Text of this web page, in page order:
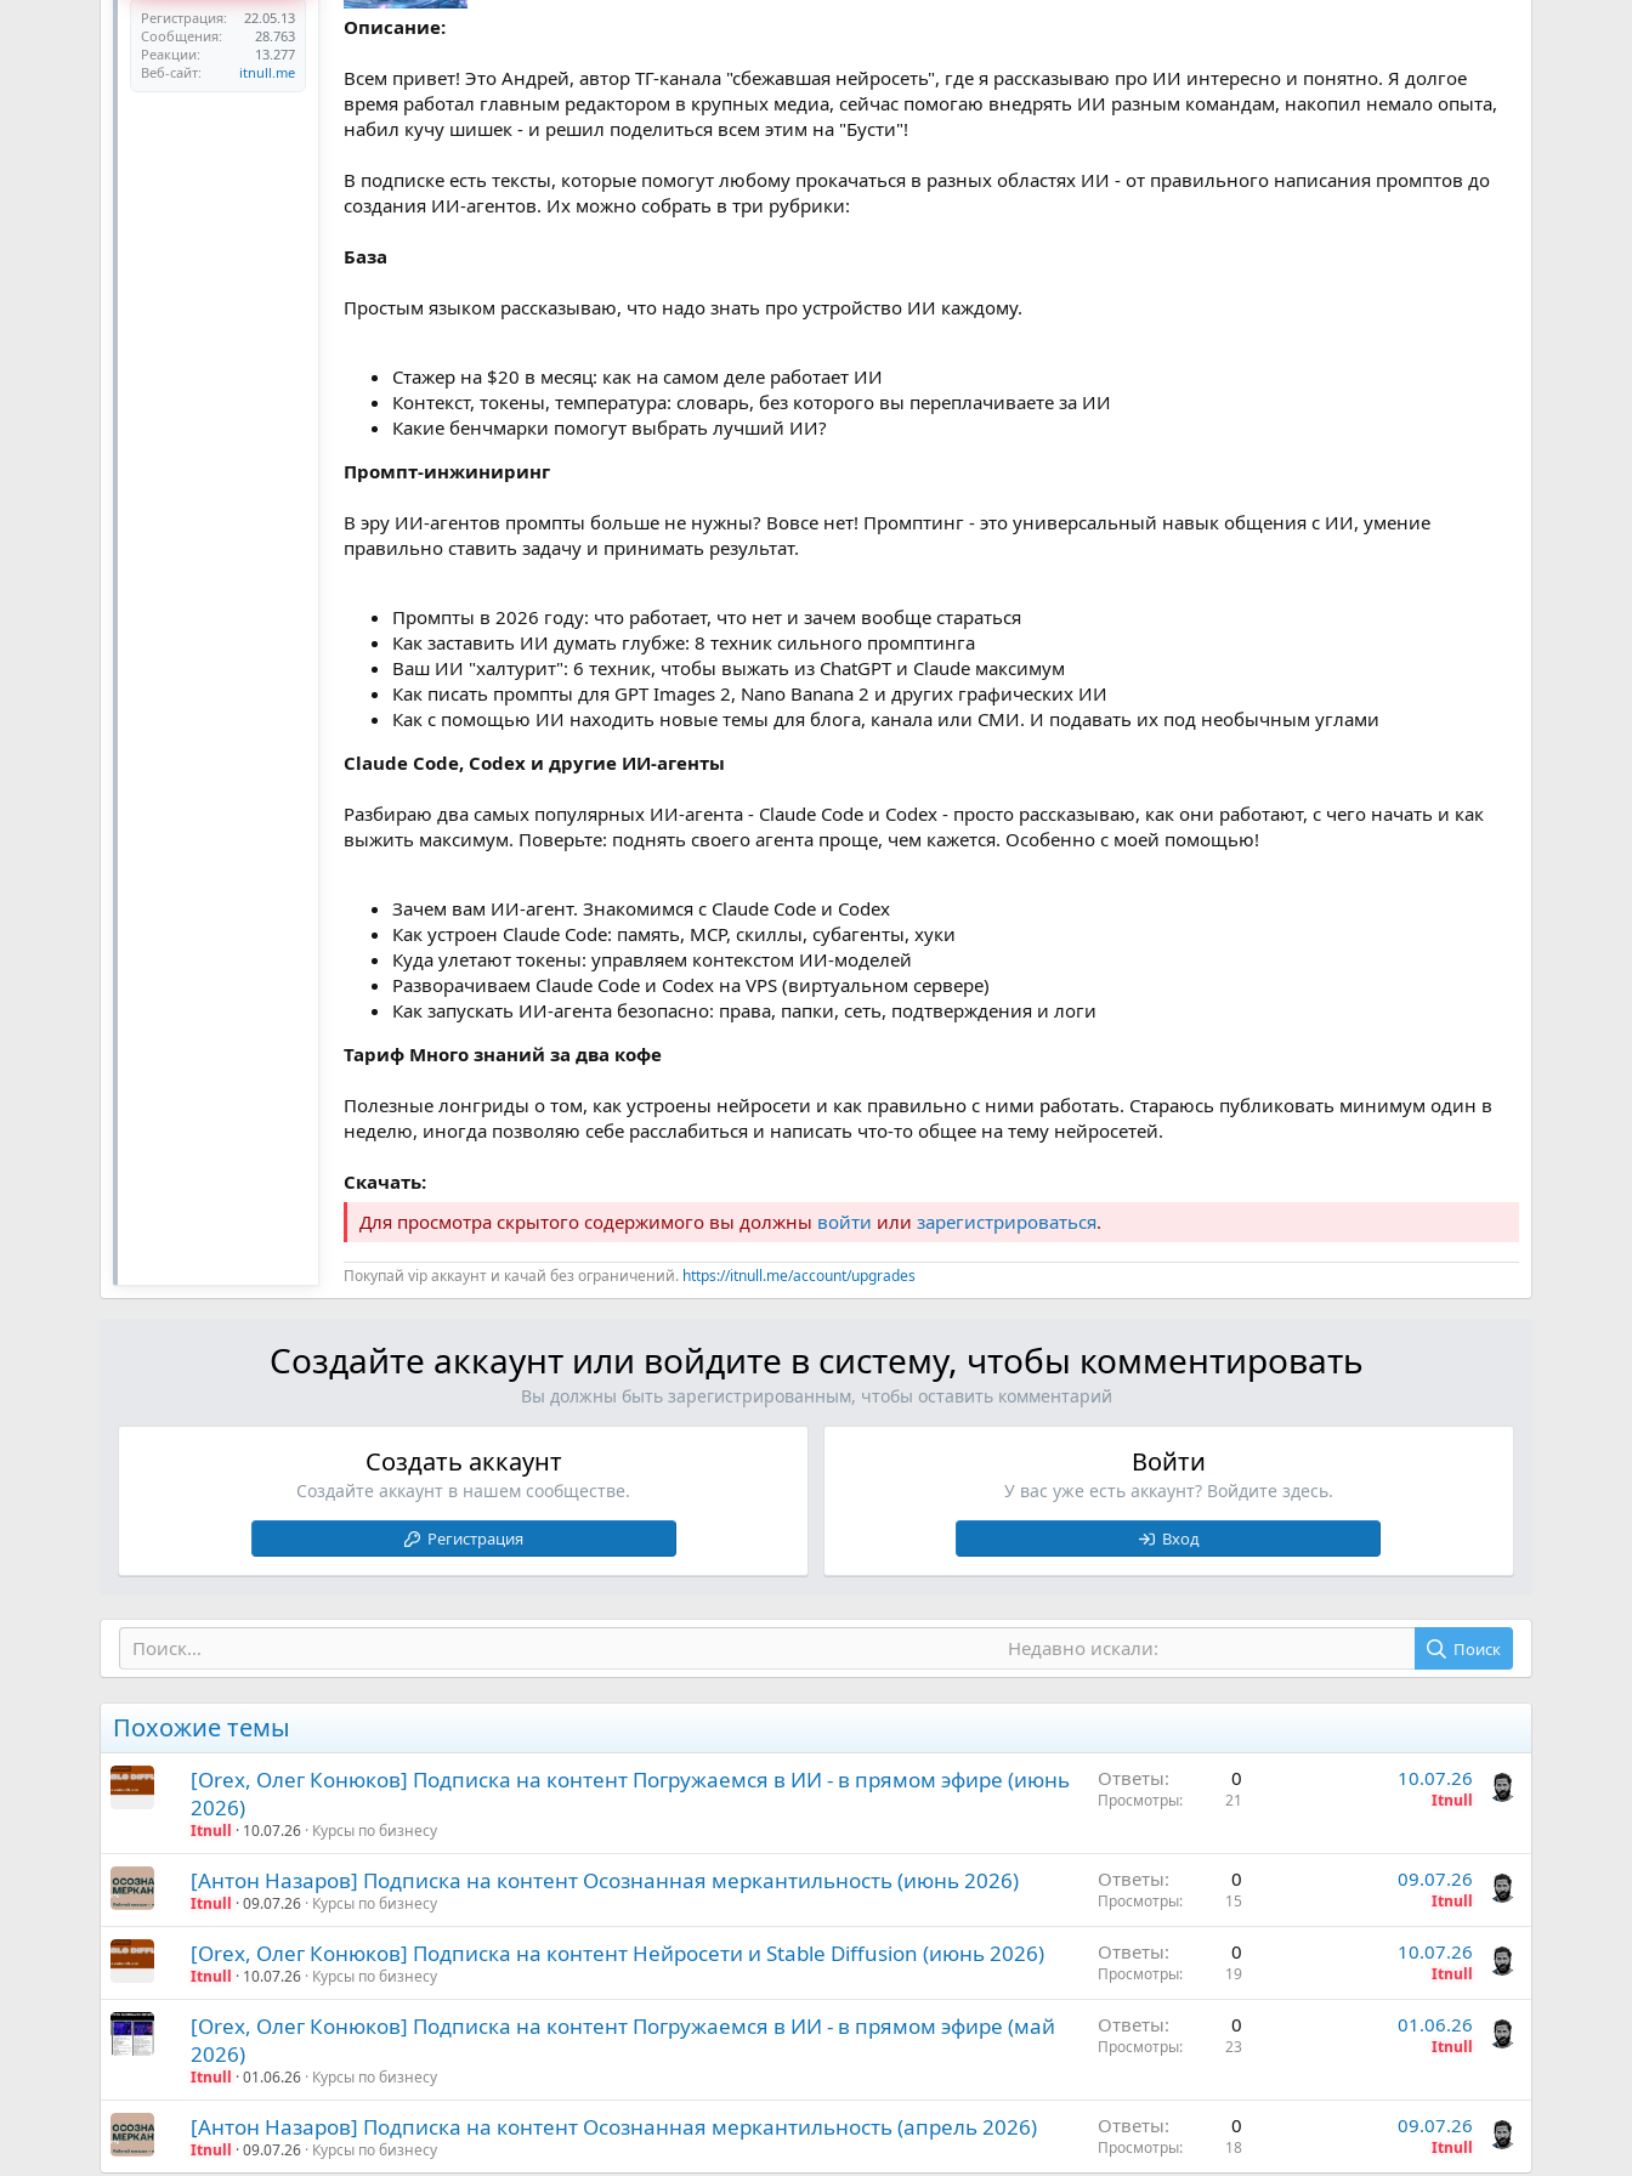
Регистрация
22.05.13
Сообщения
28.763
Реакции
13.277
Веб-сайт
itnull.me
Описание:
Всем привет! Это Андрей, автор ТГ-канала "сбежавшая нейросеть", где я рассказываю про ИИ интересно и понятно. Я долгое
время работал главным редактором в крупных медиа, сейчас помогаю внедрять ИИ разным командам, накопил немало опыта,
набил кучу шишек - и решил поделиться всем этим на "Бусти"!
В подписке есть тексты, которые помогут любому прокачаться в разных областях ИИ - от правильного написания промптов до
создания ИИ-агентов. Их можно собрать в три рубрики:
База
Простым языком рассказываю, что надо знать про устройство ИИ каждому.
Стажер на $20 в месяц: как на самом деле работает ИИ
Контекст, токены, температура: словарь, без которого вы переплачиваете за ИИ
Какие бенчмарки помогут выбрать лучший ИИ?
Промпт-инжиниринг
В эру ИИ-агентов промпты больше не нужны? Вовсе нет! Промптинг - это универсальный навык общения с ИИ, умение
правильно ставить задачу и принимать результат.
Промпты в 2026 году: что работает, что нет и зачем вообще стараться
Как заставить ИИ думать глубже: 8 техник сильного промптинга
Ваш ИИ "халтурит": 6 техник, чтобы выжать из ChatGPT и Claude максимум
Как писать промпты для GPT Images 2, Nano Banana 2 и других графических ИИ
Как с помощью ИИ находить новые темы для блога, канала или СМИ. И подавать их под необычным углами
Claude Code, Codex и другие ИИ-агенты
Разбираю два самых популярных ИИ-агента - Claude Code и Codex - просто рассказываю, как они работают, с чего начать и как
выжить максимум. Поверьте: поднять своего агента проще, чем кажется. Особенно с моей помощью!
Зачем вам ИИ-агент. Знакомимся с Claude Code и Codex
Как устроен Claude Code: память, MCP, скиллы, субагенты, хуки
Куда улетают токены: управляем контекстом ИИ-моделей
Разворачиваем Claude Code и Codex на VPS (виртуальном сервере)
Как запускать ИИ-агента безопасно: права, папки, сеть, подтверждения и логи
Тариф Много знаний за два кофе
Полезные лонгриды о том, как устроены нейросети и как правильно с ними работать. Стараюсь публиковать минимум один в
неделю, иногда позволяю себе расслабиться и написать что-то общее на тему нейросетей.
Скачать:
Для просмотра скрытого содержимого вы должны войти или зарегистрироваться.
Покупай vip аккаунт и качай без ограничений. https://itnull.me/account/upgrades
Создайте аккаунт или войдите в систему, чтобы комментировать
Вы должны быть зарегистрированным, чтобы оставить комментарий
Создать аккаунт
Создайте аккаунт в нашем сообществе.
Регистрация
Войти
У вас уже есть аккаунт? Войдите здесь.
Вход
Недавно искали: Поиск
Похожие темы
[Orex, Олег Конюков] Подписка на контент Погружаемся в ИИ - в прямом эфире (июнь
2026)
Itnull 10.07.26 Курсы по бизнесу
Ответы 0
Просмотры 21
10.07.26
Itnull
[Антон Назаров] Подписка на контент Осознанная меркантильность (июнь 2026)
Itnull 09.07.26 Курсы по бизнесу
Ответы 0
Просмотры 15
09.07.26
Itnull
[Orex, Олег Конюков] Подписка на контент Нейросети и Stable Diffusion (июнь 2026)
Itnull 10.07.26 Курсы по бизнесу
Ответы 0
Просмотры 19
10.07.26
Itnull
[Orex, Олег Конюков] Подписка на контент Погружаемся в ИИ - в прямом эфире (май
2026)
Itnull 01.06.26 Курсы по бизнесу
Ответы 0
Просмотры 23
01.06.26
Itnull
[Антон Назаров] Подписка на контент Осознанная меркантильность (апрель 2026)
Itnull 09.07.26 Курсы по бизнесу
Ответы 0
Просмотры 18
09.07.26
Itnull